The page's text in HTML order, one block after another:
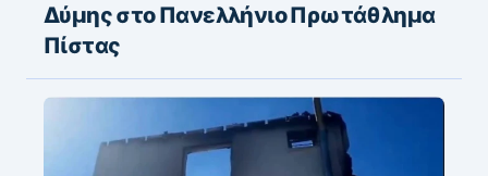
Δύμης στο Πανελλήνιο Πρωτάθλημα
Πίστας